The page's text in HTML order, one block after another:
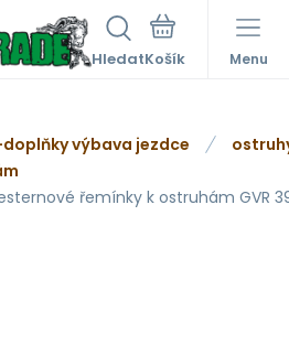
Hledat Menu
výbava jezdce
řemínky k ostruhám GVR